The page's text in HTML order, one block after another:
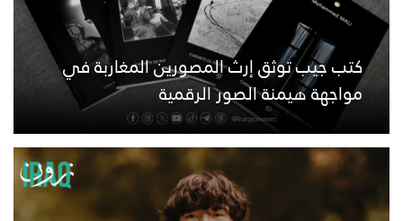
كتب جيب توثق إرث المصورين المغاربة في
مواجهة هيمنة الصور الرقمية